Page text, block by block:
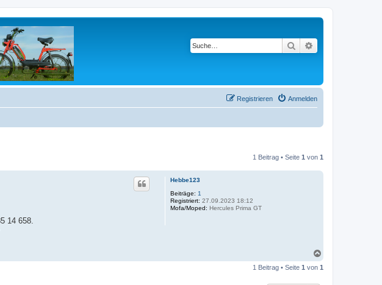
Suche
Anmelden
Registrieren
1 Beitrag • Seite 1 von 1
Hebbe123
Beiträge: 1
Registriert: 27.09.2023 18:12
Mofa/Moped: Hercules Prima GT
14 658.
c
1 Beitrag • Seite 1 von 1